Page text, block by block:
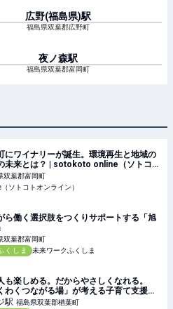
広野(福島県)駅
福島県双葉郡広野町
夜ノ森駅
福島県双葉郡富岡町
にワイナリーが誕生。環境再生と地域の
未来とは？ | sotokoto online（ソトコト
双葉郡富岡町
ソトコトオンライン）
ら働く選択肢をつくりサポートする「旭
双葉郡富岡町
くしま
未来ワークふくしま
も楽しめる。だからやさしくなれる。
わくつながる場」が考える子育て支援と
駅 福島県双葉郡楢葉町